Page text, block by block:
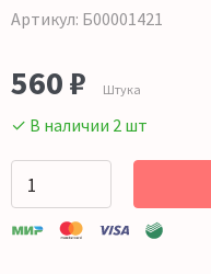
Артикул: Б00001421
560 ₽ Штука
✓ В наличии 2 шт